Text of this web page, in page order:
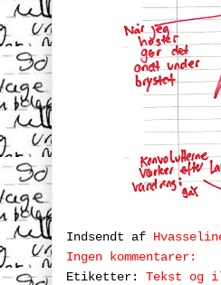
Indsendt af
Ingen kommentarer:
Etiketter: Tekst og